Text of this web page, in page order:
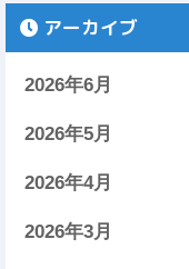
アーカイブ
2026年6月
2026年5月
2026年4月
2026年3月